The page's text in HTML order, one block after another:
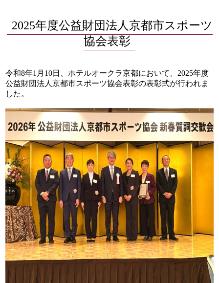
2025年度公益財団法人京都市スポーツ
協会表彰
令和8年1月10日、ホテルオークラ京都において、2025年度
公益財団法人京都市スポーツ協会表彰の表彰式が行われま
した。